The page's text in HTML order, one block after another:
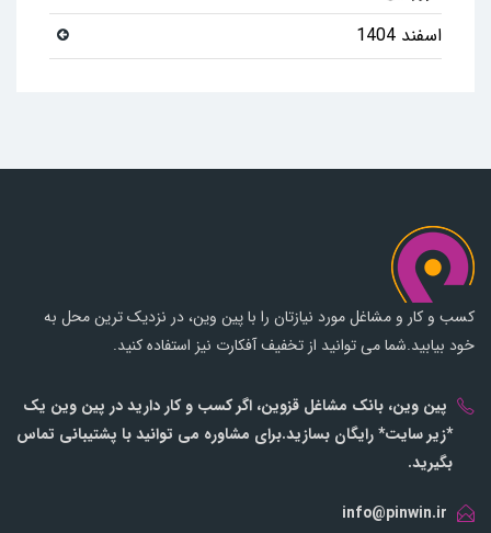
اسفند 1404
کسب و کار و مشاغل مورد نیازتان را با پین وین، در نزدیک ترین محل به
خود بیابید.شما می توانید از تخفیف آفکارت نیز استفاده کنید.
پین وین، بانک مشاغل قزوین، اگر کسب و کار دارید در پین وین یک
*زیر سایت* رایگان بسازید.برای مشاوره می توانید با پشتیبانی تماس
بگیرید.
info@pinwin.ir